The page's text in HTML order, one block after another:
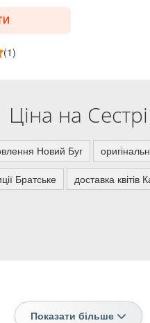
(1)
Ціна на Сестрі
Новий Буг
Братське доставка квітів
Показати більше